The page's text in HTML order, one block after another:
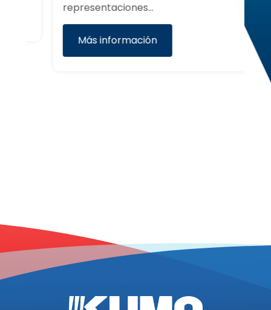
representaciones…
Más información